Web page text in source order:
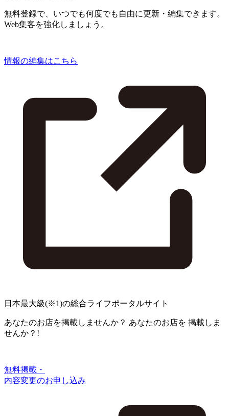
無料登録で、いつでも何度でも自由に更新・編集できます。
Web集客を強化しましょう。
情報の編集はこちら
日本最大級(※1)の総合ライフポータルサイト
あなたのお店を掲載しませんか？ あなたのお店を 掲載しま
せんか？!
無料掲載・
内容変更のお申し込み